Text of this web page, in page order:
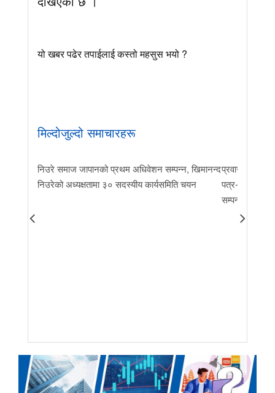
यो खबर पढेर तपाईलाई कस्तो महसुस भयो ?
मिल्दोजुल्दो समाचारहरू
निउरे समाज जापानको प्रथम अधिवेशन सम्पन्न, खिमानन्द
निउरेको अध्यक्षतामा ३० सदस्यीय कार्यसमिति चयन
प्रवास र
पत्र-२०२६
सम्पन्न